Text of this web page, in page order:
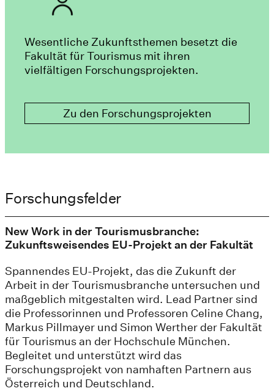
Wesentliche Zukunftsthemen besetzt die
Fakultät für Tourismus mit ihren
vielfältigen Forschungsprojekten.
Zu den Forschungsprojekten
Forschungsfelder
New Work in der Tourismusbranche:
Zukunftsweisendes EU-Projekt an der Fakultät
Spannendes EU-Projekt, das die Zukunft der
Arbeit in der Tourismusbranche untersuchen und
maßgeblich mitgestalten wird. Lead Partner sind
die Professorinnen und Professoren Celine Chang,
Markus Pillmayer und Simon Werther der Fakultät
für Tourismus an der Hochschule München.
Begleitet und unterstützt wird das
Forschungsprojekt von namhaften Partnern aus
Österreich und Deutschland.